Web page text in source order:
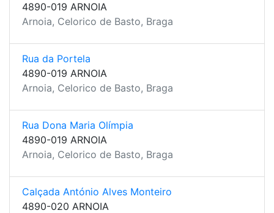
4890-019 ARNOIA
Arnoia, Celorico de Basto, Braga
Rua da Portela
4890-019 ARNOIA
Arnoia, Celorico de Basto, Braga
Rua Dona Maria Olímpia
4890-019 ARNOIA
Arnoia, Celorico de Basto, Braga
Calçada António Alves Monteiro
4890-020 ARNOIA